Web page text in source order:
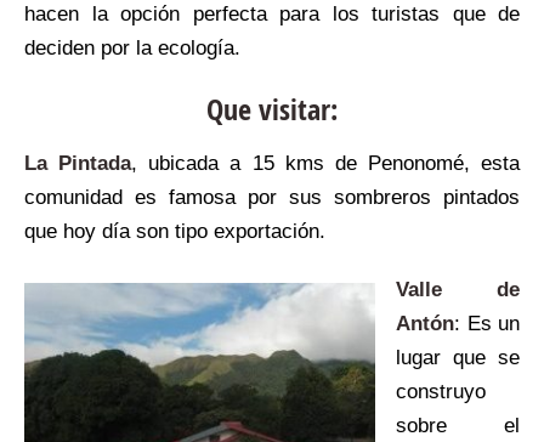
hacen la opción perfecta para los turistas que de
deciden por la ecología.
Que visitar:
La Pintada, ubicada a 15 kms de Penonomé, esta
comunidad es famosa por sus sombreros pintados
que hoy día son tipo exportación.
Valle de
Antón: Es un
lugar que se
construyo
sobre el